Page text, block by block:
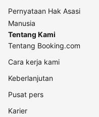
Pernyataan Hak Asasi
Manusia
Tentang Kami
Tentang Booking.com
Cara kerja kami
Keberlanjutan
Pusat pers
Karier